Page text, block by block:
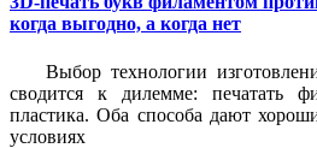
когда выгодно, а когда нет
Выбор технологии
сводится к дилемме: печатать
пластика. Оба способа дают
условиях